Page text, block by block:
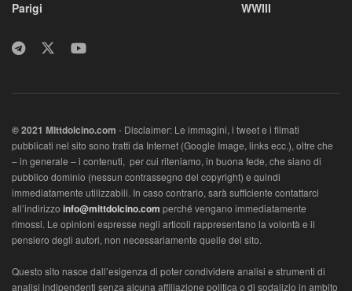
Parigi
WWIII
© 2021 MIttdolcino.com - Disclaimer: Le immagini, i tweet e i filmati
pubblicati nel sito sono tratti da Internet (Google Image, links ecc.), oltre che
– in generale – i contenuti, per cui riteniamo, in buona fede, che siano di
pubblico dominio (nessun contrassegno del copyright) e quindi
immediatamente utilizzabili. In caso contrario, sarà sufficiente contattarci
all’indirizzo info@mittdolcino.com perché vengano immediatamente
rimossi. Le opinioni espresse negli articoli rappresentano la volontà e il
pensiero degli autori, non necessariamente quelle del sito.
Questo sito nasce dall’esigenza di poter condividere analisi e strumenti di
analisi indipendenti senza alcuna affiliazione politica o di sodalizio in ambito